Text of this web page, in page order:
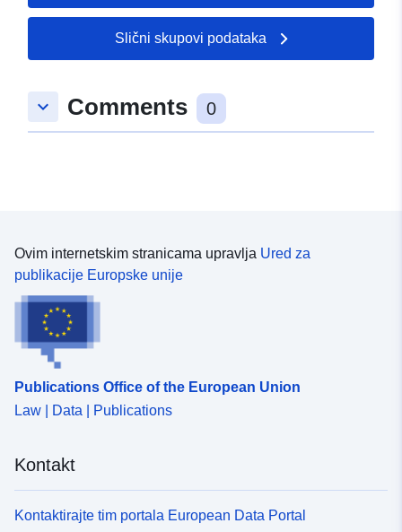
50.47949 ], [ 9.091554,
49.864737 ], [ 8.286637,
Tip:
Polygon
Slični skupovi podataka
keyboard_arrow_down Comments 0
Ovim internetskim stranicama upravlja Ured za
publikacije Europske unije
Publications Office of the European Union
Law | Data | Publications
Kontakt
Kontaktirajte tim portala European Data Portal